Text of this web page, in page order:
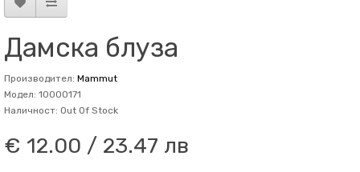
Дамскa блузa
Производител: Mammut
Модел: 10000171
Наличност: Out Of Stock
€ 12.00 / 23.47 лв